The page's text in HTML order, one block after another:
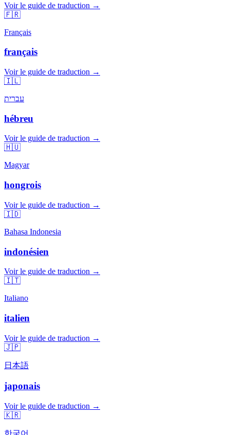
Voir le guide de traduction →
🇫🇷
Français
français
Voir le guide de traduction →
🇮🇱
עברית
hébreu
Voir le guide de traduction →
🇭🇺
Magyar
hongrois
Voir le guide de traduction →
🇮🇩
Bahasa Indonesia
indonésien
Voir le guide de traduction →
🇮🇹
Italiano
italien
Voir le guide de traduction →
🇯🇵
日本語
japonais
Voir le guide de traduction →
🇰🇷